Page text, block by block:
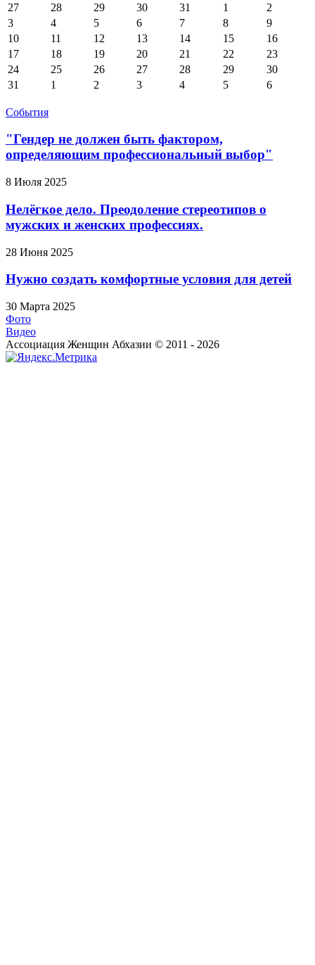
27
28 29 30 31 1
2
3
4 5 6 7 8
9
10
11 12 13 14 15
16
17
18 19 20 21 22
23
24
25 26 27 28 29
30
31
1 2 3 4 5 6
События
"Гендер не должен быть фактором,
определяющим профессиональный выбор"
8 Июля 2025
Нелёгкое дело. Преодоление стереотипов о
мужских и женских профессиях.
28 Июня 2025
Нужно создать комфортные условия для детей
30 Марта 2025
Фото
Видео
Ассоциация Женщин Абхазии © 2011 - 2026